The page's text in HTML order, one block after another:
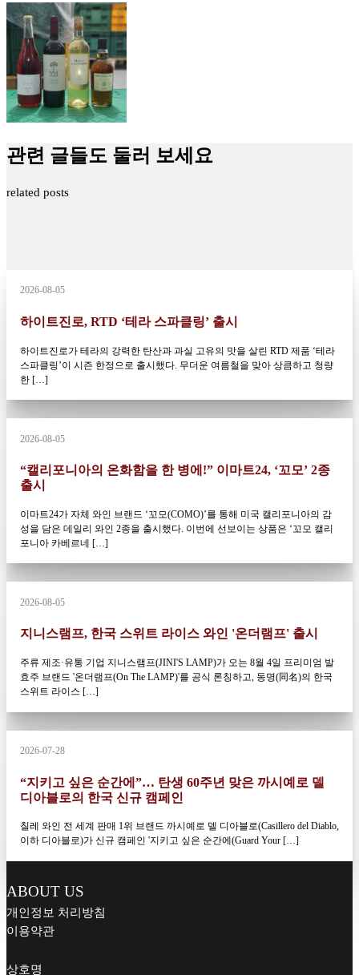
관련 글들도 둘러 보세요
related posts
2026-08-05
하이트진로, RTD ‘테라 스파클링’ 출시
하이트진로가 테라의 강력한 탄산과 과실 고유의 맛을 살린 RTD 제품 ‘테라
스파클링’이 시즌 한정으로 출시했다. 무더운 여름철을 맞아 상큼하고 청량
한 […]
2026-08-05
“캘리포니아의 온화함을 한 병에!” 이마트24, ‘꼬모’ 2종
출시
이마트24가 자체 와인 브랜드 ‘꼬모(COMO)’를 통해 미국 캘리포니아의 감
성을 담은 데일리 와인 2종을 출시했다. 이번에 선보이는 상품은 ‘꼬모 캘리
포니아 카베르네 […]
2026-08-05
지니스램프, 한국 스위트 라이스 와인 '온더램프' 출시
주류 제조·유통 기업 지니스램프(JINI'S LAMP)가 오는 8월 4일 프리미엄 발
효주 브랜드 '온더램프(On The LAMP)'를 공식 론칭하고, 동명(同名)의 한국
스위트 라이스 […]
2026-07-28
“지키고 싶은 순간에”… 탄생 60주년 맞은 까시예로 델
디아블로의 한국 신규 캠페인
칠레 와인 전 세계 판매 1위 브랜드 까시예로 델 디아블로(Casillero del Diablo,
이하 디아블로)가 신규 캠페인 '지키고 싶은 순간에(Guard Your […]
ABOUT US
개인정보 처리방침
이용약관
상호명